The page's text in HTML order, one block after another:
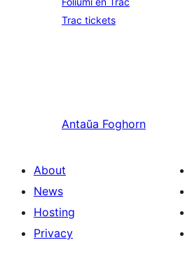
Trac tickets
Antaŭa Foghorn
About
News
Hosting
Privacy